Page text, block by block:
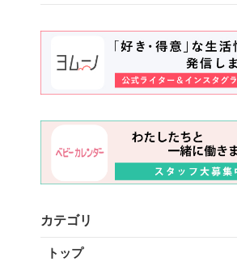
カテゴリ
トップ